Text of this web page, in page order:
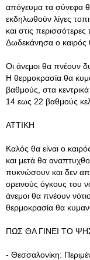
απόγευμα τα σύνεφα
εκδηλωθούν λίγες
και στις
Δωδεκάνησα ο καιρός
Οι άνεμοι θα πνέουν
Η θερμοκρασία θα
βαθμούς, στα
14 εως 22 βαθμούς
ΑΤΤΙΚΗ
Καλός θα είναι ο
και μετά θα
πυκνώσουν και δεν
ορεινούς όγκους του
άνεμοι θα πνέουν
θερμοκρασία θα
ΠΩΣ ΘΑ ΓΙΝΕΙ ΤΟ
- Θεσσαλονίκη: